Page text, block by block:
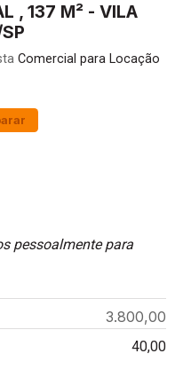
, 137 M² - VILA
Comercial para Locação
pessoalmente para
3.800,00
40,00